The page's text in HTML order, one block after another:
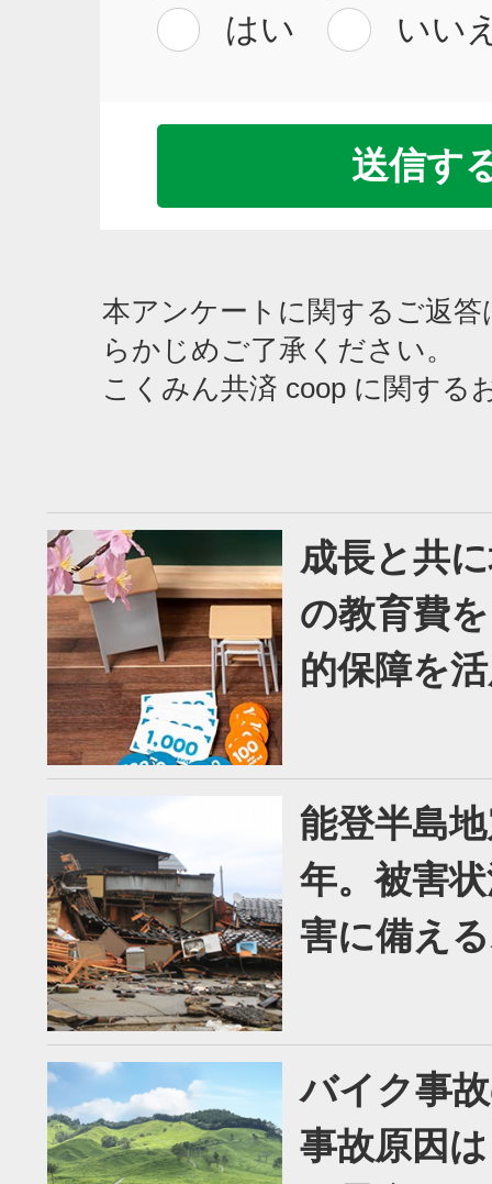
はい
いい
本アンケートに関するご返
らかじめご了承ください。
こくみん共済 coop に関する
成長と共
の教育費
的保障を
能登半島
年。被害
害に備え
バイク事
事故原因